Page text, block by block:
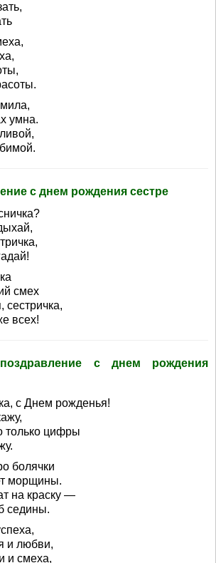
умна.
с днем рождения сестре
смех
всех!
с днем рождения
с Днем рожденья!
только цифры
болячки
морщины.
на краску —
седины.
и любви,
и смеха,